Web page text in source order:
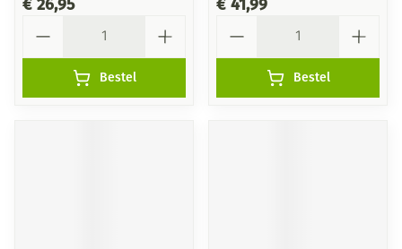
€ 26,95
Bestel
€ 41,99
Bestel